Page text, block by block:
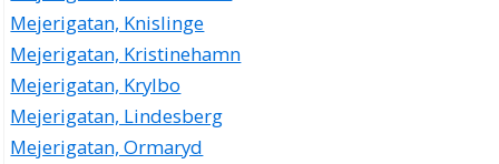
Mejerigatan, Knislinge
Mejerigatan, Kristinehamn
Mejerigatan, Krylbo
Mejerigatan, Lindesberg
Mejerigatan, Ormaryd